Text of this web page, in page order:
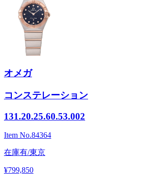
オメガ
コンステレーション
131.20.25.60.53.002
Item No.84364
在庫有/東京
¥799,850